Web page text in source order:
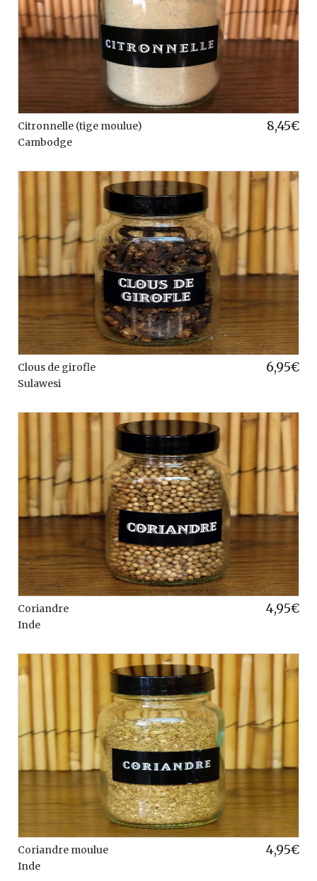
Citronnelle (tige moulue)
Cambodge
8,45€
Clous de girofle
Sulawesi
6,95€
Coriandre
Inde
4,95€
Coriandre moulue
Inde
4,95€